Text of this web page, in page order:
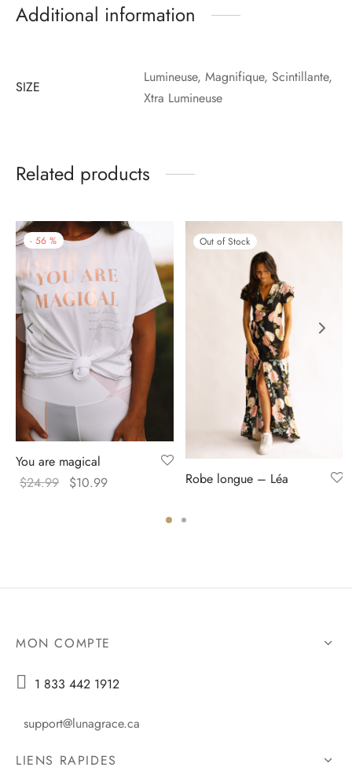
Additional information
SIZE
Lumineuse, Magnifique, Scintillante,
Xtra Lumineuse
Related products
- 56 %
You are magical
$24.99
Original
$10.99
Out of Stock
Robe longue – Léa
MON COMPTE
 1 833 442 1912
support@lunagrace.ca
LIENS RAPIDES